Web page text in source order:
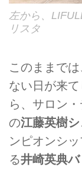
左から、
リスタ
このままで
ない日が来
ら、サロン
の江藤英樹シ
ンピオンシ
る井崎英典バ